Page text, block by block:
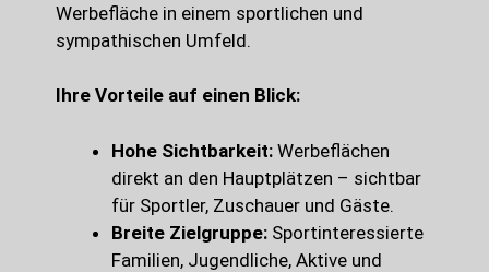
Werbefläche in einem sportlichen und
sympathischen Umfeld.
Ihre Vorteile auf einen Blick:
Hohe Sichtbarkeit: Werbeflächen
direkt an den Hauptplätzen – sichtbar
für Sportler, Zuschauer und Gäste.
Breite Zielgruppe: Sportinteressierte
Familien, Jugendliche, Aktive und